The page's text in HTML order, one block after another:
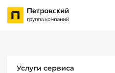
Услуги сервиса